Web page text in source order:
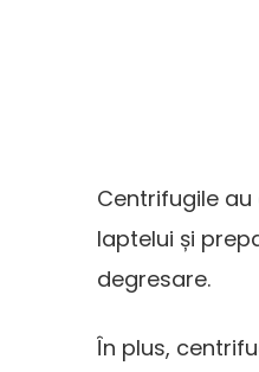
Centrifugile
laptelui și
degresare.
În plus,